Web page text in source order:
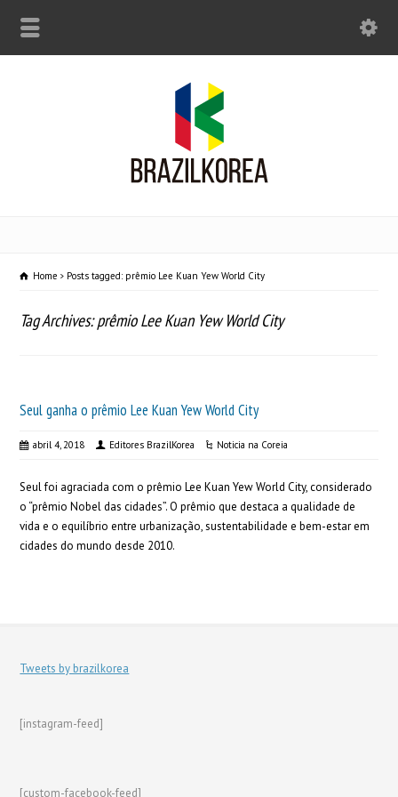
Home Posts tagged: prêmio Lee Kuan Yew World City
Tag Archives: prêmio Lee Kuan Yew World City
Seul ganha o prêmio Lee Kuan Yew World City
abril 4, 2018 Editores BrazilKorea Noticia na Coreia
Seul foi agraciada com o prêmio Lee Kuan Yew World City, considerado
o “prêmio Nobel das cidades”. O prêmio que destaca a qualidade de
vida e o equilíbrio entre urbanização, sustentabilidade e bem-estar em
cidades do mundo desde 2010.
Tweets by brazilkorea
[instagram-feed]
[custom-facebook-feed]